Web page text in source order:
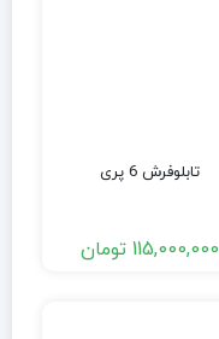
تابلوفرش 6 پری
115,000,000 تومان